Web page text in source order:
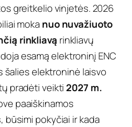
greitkelio vinjetės. 2026
moka nuo nuvažiuoto
rinkliavą rinkliavų
esamą elektroninį ENC
šalies elektroninė laisvo
pradėti veikti 2027 m.
paaiškinamos
pokyčiai ir kada